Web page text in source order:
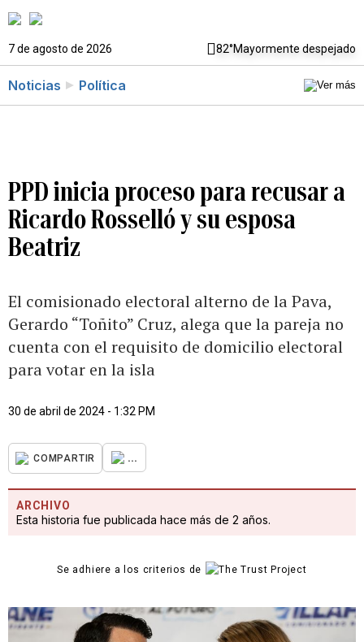
7 de agosto de 2026 82°Mayormente despejado
Noticias Política
PPD inicia proceso para recusar a
Ricardo Rosselló y su esposa
Beatriz
El comisionado electoral alterno de la Pava,
Gerardo “Toñito” Cruz, alega que la pareja no
cuenta con el requisito de domicilio electoral
para votar en la isla
30 de abril de 2024 - 1:32 PM
COMPARTIR ...
ARCHIVO
Esta historia fue publicada hace más de 2 años.
Se adhiere a los criterios de